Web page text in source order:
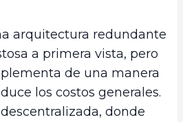
arquitectura redundante
a primera vista, pero
de una manera
los costos generales.
donde